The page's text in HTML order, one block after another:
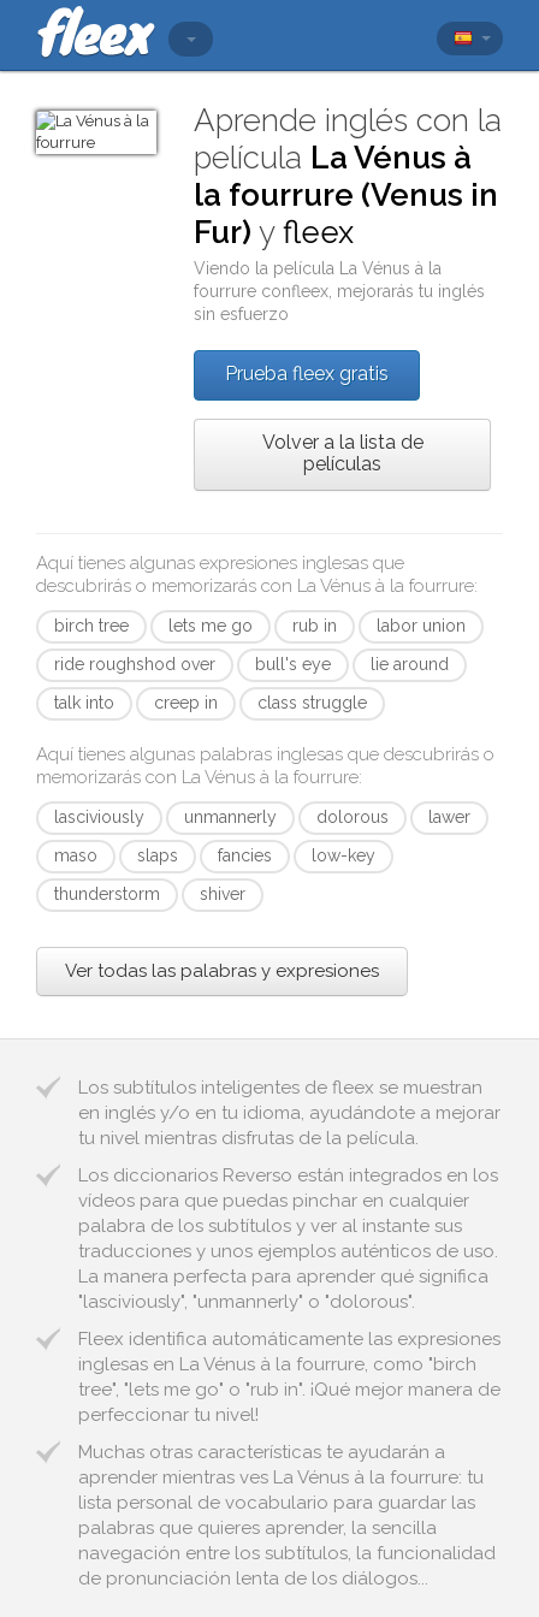
Aprende inglés con la
película La Vénus à
la fourrure (Venus in
Fur) yfleex
Viendo la película
La Vénus à la
fourrure confleex , mejorarás tu inglés
sin esfuerzo
Prueba fleex gratis
Volver a la lista de
películas
Aquí tienes algunas expresiones inglesas que
descubrirás o memorizarás con La Vénus à la fourrure:
birch tree lets me go rub in
labor union
ride roughshod over
bull's eye
lie around
talk into
creep in class struggle
Aquí tienes algunas palabras inglesas que descubrirás o
memorizarás con La Vénus à la fourrure:
lasciviously unmannerly dolorous
lawer
maso
slaps fancies
low-key
thunderstorm
shiver
Ver todas las palabras y expresiones
Los subtítulos inteligentes de fleex se muestran
en inglés y/o en tu idioma, ayudándote a mejorar
tu nivel mientras disfrutas de la película.
Los diccionarios Reverso están integrados en los
vídeos para que puedas pinchar en cualquier
palabra de los subtítulos y ver al instante sus
traducciones y unos ejemplos auténticos de uso.
La manera perfecta para aprender qué significa
"lasciviously", "unmannerly" o "dolorous".
Fleex identifica automáticamente las expresiones
inglesas en La Vénus à la fourrure, como "birch
tree", "lets me go" o "rub in". ¡Qué mejor manera de
perfeccionar tu nivel!
Muchas otras características te ayudarán a
aprender mientras ves La Vénus à la fourrure: tu
lista personal de vocabulario para guardar las
palabras que quieres aprender, la sencilla
navegación entre los subtítulos, la funcionalidad
de pronunciación lenta de los diálogos...